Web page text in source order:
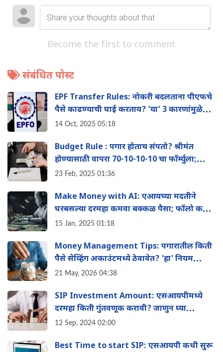
Become the first to comment
संबंधित पोस्ट
EPF Transfer Rules: नोकरी बदलताना पीएफचे
पैसे काढण्याची घाई करताय? 'या' 3 कारणांमुळे
होऊ शकते मोठे नुकसान
14 Oct, 2025 05:18
Budget Rule : पगार होताच संपतो? श्रीमंत
होण्यासाठी वापरा 70-10-10-10 चा फॉर्म्युला;
कधीच भासणार नाही पैशांची कमतरता
23 Feb, 2025 01:36
Make Money with AI: एआयच्या मदतीने
घरबसल्या दरमहा कमवा बक्कळ पैसा; फॉलो करा
'या' 11 भन्नाट आणि सोप्या आयडिया
15 Jan, 2025 01:18
Money Management Tips: पगारातील किती
पैसे सेव्हिंग अकाउंटमध्ये ठेवावेत? 'हा' नियम
तुम्हाला बनवेल श्रीमंत
21 May, 2026 04:38
SIP Investment Amount: एसआयपीमध्ये
दरमहा किती गुंतवणूक करावी? जाणुन घ्या
गुंतवणूक करण्याचे फायदे
12 Sep, 2024 02:00
Best Time to start SIP: एसआयपी कधी सुरू